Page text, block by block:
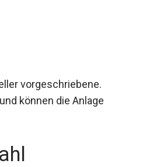
vorgeschriebene.
können die Anlage